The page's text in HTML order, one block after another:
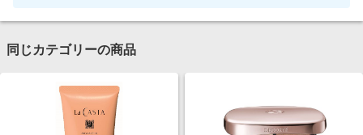
同じカテゴリーの商品